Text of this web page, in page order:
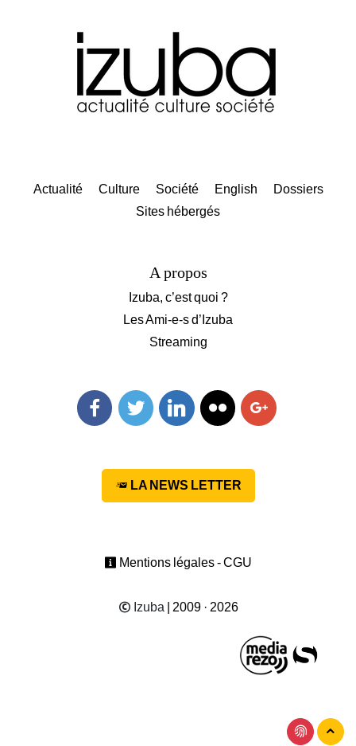
Actualité Culture Société English
Dossiers
Sites hébergés
A propos
Izuba, c’est quoi ?
Les Ami-e-s d’Izuba
Streaming
LA NEWS LETTER
Mentions légales - CGU
Izuba | 2009 · 2026